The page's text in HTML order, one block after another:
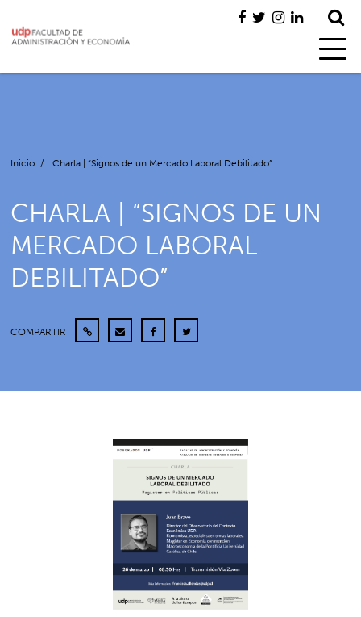
Inicio / Charla | “Signos de un Mercado Laboral Debilitado”
CHARLA | “SIGNOS DE UN
MERCADO LABORAL
DEBILITADO”
COMPARTIR